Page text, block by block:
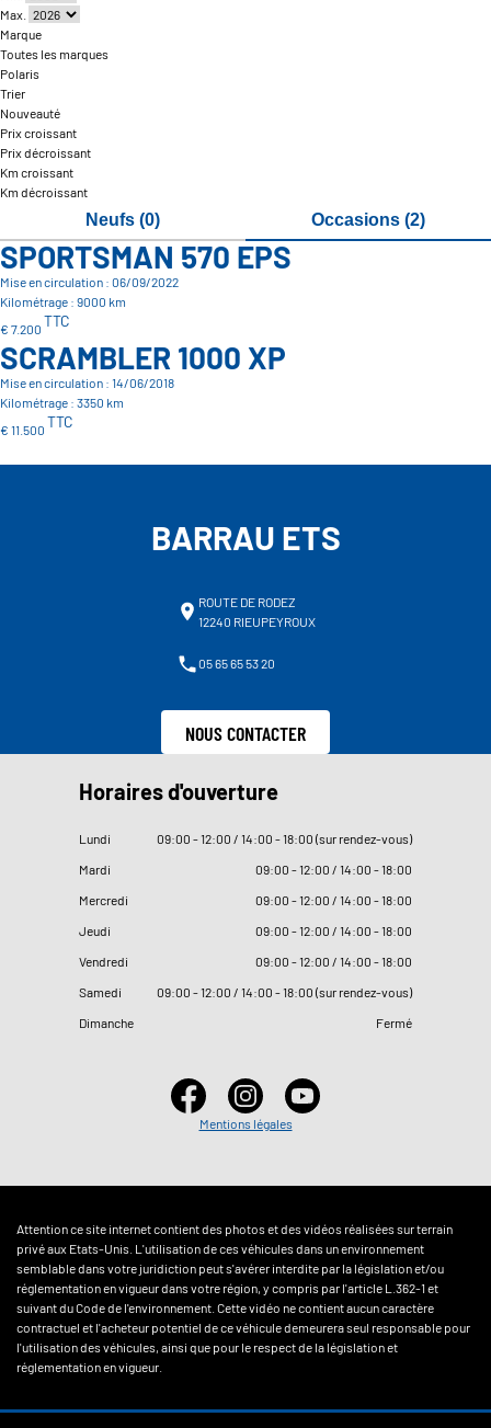
Max.
Marque
Toutes les marques
Polaris
Trier
Nouveauté
Prix croissant
Prix décroissant
Km croissant
Km décroissant
Neufs (0) Occasions (2)
SPORTSMAN 570 EPS
Mise en circulation : 06/09/2022
Kilométrage : 9000 km
€ 7.200 TTC
SCRAMBLER 1000 XP
Mise en circulation : 14/06/2018
Kilométrage : 3350 km
€ 11.500 TTC
BARRAU ETS
ROUTE DE RODEZ
12240 RIEUPEYROUX
05 65 65 53 20
NOUS CONTACTER
Horaires d'ouverture
Lundi 09:00 - 12:00 / 14:00 - 18:00 (sur rendez-vous)
Mardi
09:00 - 12:00 / 14:00 - 18:00
Mercredi
09:00 - 12:00 / 14:00 - 18:00
Jeudi
09:00 - 12:00 / 14:00 - 18:00
Vendredi
09:00 - 12:00 / 14:00 - 18:00
Samedi
09:00 - 12:00 / 14:00 - 18:00 (sur rendez-vous)
Dimanche
Fermé
Mentions légales
Attention ce site internet contient des photos et des vidéos réalisées sur terrain
privé aux Etats-Unis. L'utilisation de ces véhicules dans un environnement
semblable dans votre juridiction peut s'avérer interdite par la législation et/ou
réglementation en vigueur dans votre région, y compris par l'article L.362-1 et
suivant du Code de l'environnement. Cette vidéo ne contient aucun caractère
contractuel et l'acheteur potentiel de ce véhicule demeurera seul responsable pour
l'utilisation des véhicules, ainsi que pour le respect de la législation et
réglementation en vigueur.